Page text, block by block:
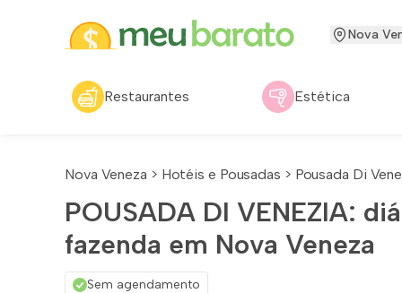
Nova
Restaurantes Estética
Nova Veneza > Hotéis e Pousadas > Pousada Di
POUSADA DI VENEZIA:
fazenda em Nova Veneza
Sem agendamento